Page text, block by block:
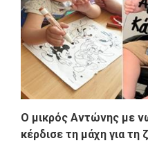
Ο μικρός Αντώνης με
κέρδισε τη μάχη για τη